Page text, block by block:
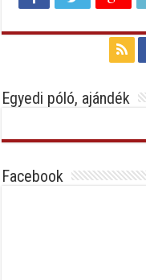
Egyedi póló, ajándék
Facebook